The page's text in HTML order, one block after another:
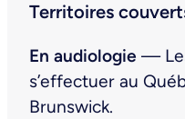
Territoires
En audiologie —
s’effectuer au
Brunswick.